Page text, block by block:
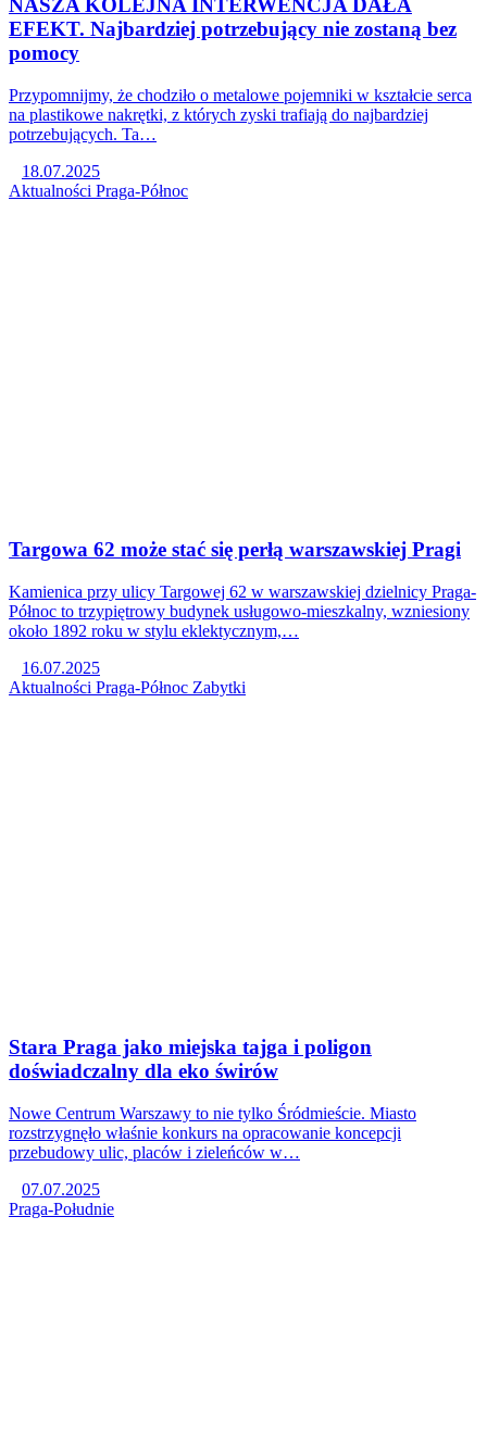
NASZA KOLEJNA INTERWENCJA DAŁA
EFEKT. Najbardziej potrzebujący nie zostaną bez
pomocy
Przypomnijmy, że chodziło o metalowe pojemniki w kształcie serca
na plastikowe nakrętki, z których zyski trafiają do najbardziej
potrzebujących. Ta…
18.07.2025
Aktualności Praga-Północ
Targowa 62 może stać się perłą warszawskiej Pragi
Kamienica przy ulicy Targowej 62 w warszawskiej dzielnicy Praga-
Północ to trzypiętrowy budynek usługowo-mieszkalny, wzniesiony
około 1892 roku w stylu eklektycznym,…
16.07.2025
Aktualności Praga-Północ Zabytki
Stara Praga jako miejska tajga i poligon
doświadczalny dla eko świrów
Nowe Centrum Warszawy to nie tylko Śródmieście. Miasto
rozstrzygnęło właśnie konkurs na opracowanie koncepcji
przebudowy ulic, placów i zieleńców w…
07.07.2025
Praga-Południe